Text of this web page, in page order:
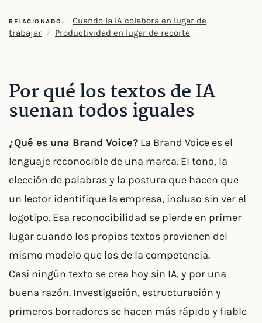
RELACIONADO:
Cuando la IA colabora en lugar de
trabajar / Productividad en lugar de recorte
Por qué los textos de IA
suenan todos iguales
¿Qué es una Brand Voice? La Brand Voice es el
lenguaje reconocible de una marca. El tono, la
elección de palabras y la postura que hacen que
un lector identifique la empresa, incluso sin ver el
logotipo. Esa reconocibilidad se pierde en primer
lugar cuando los propios textos provienen del
mismo modelo que los de la competencia.
Casi ningún texto se crea hoy sin IA, y por una
buena razón. Investigación, estructuración y
primeros borradores se hacen más rápido y fiable